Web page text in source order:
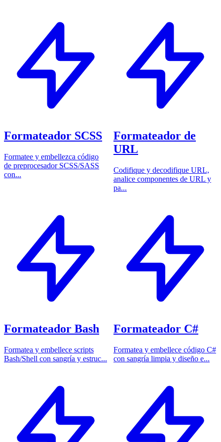
Formateador SCSS
Formatee y embellezca código
de preprocesador SCSS/SASS
con...
Formateador de
URL
Codifique y decodifique URL,
analice componentes de URL y
pa...
Formateador Bash
Formatea y embellece scripts
Bash/Shell con sangría y estruc...
Formateador C#
Formatea y embellece código C#
con sangría limpia y diseño e...